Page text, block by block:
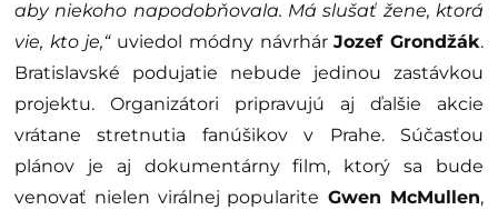
aby niekoho napodobňovala. Má slušať žene, ktorá
vie, kto je,“ uviedol módny návrhárJozef Grondžák.
Bratislavské podujatie nebude jedinou zastávkou
projektu. Organizátori pripravujú aj ďalšie akcie
vrátane stretnutia fanúšikov v Prahe. Súčasťou
plánov je aj dokumentárny film, ktorý sa bude
venovať nielen virálnej popularite Gwen McMullen,